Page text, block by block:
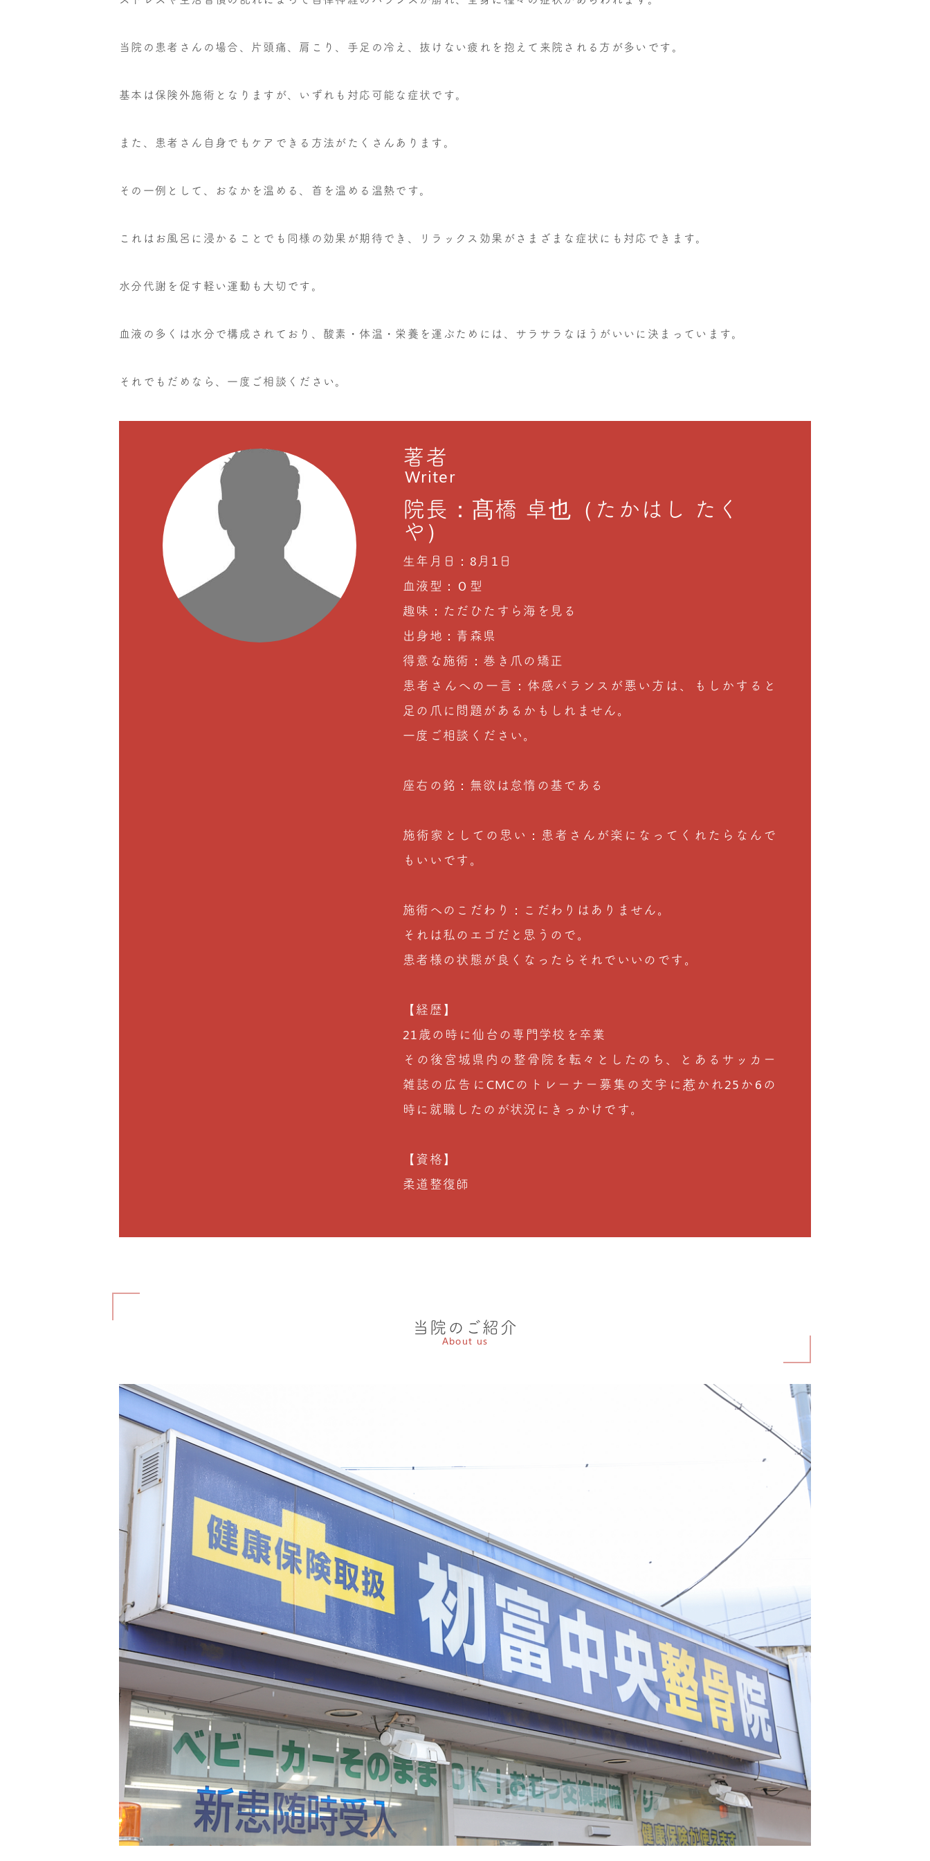
当院の患者さんの場合、片頭痛、肩こり、手足の冷え、抜けない疲れを抱えて来院される方が多いです。
基本は保険外施術となりますが、いずれも対応可能な症状です。
また、患者さん自身でもケアできる方法がたくさんあります。
その一例として、おなかを温める、首を温める温熱です。
これはお風呂に浸かることでも同様の効果が期待でき、リラックス効果がさまざまな症状にも対応できます。
水分代謝を促す軽い運動も大切です。
血液の多くは水分で構成されており、酸素・体温・栄養を運ぶためには、サラサラなほうがいいに決まっています。
それでもだめなら、一度ご相談ください。
著者
Writer
院長：髙橋 卓也（たかはし たく
や）
生年月日：8月1日
血液型：Ｏ型
趣味：ただひたすら海を見る
出身地：青森県
得意な施術：巻き爪の矯正
患者さんへの一言：体感バランスが悪い方は、もしかすると
足の爪に問題があるかもしれません。
一度ご相談ください。
座右の銘：無欲は怠惰の基である
施術家としての思い：患者さんが楽になってくれたらなんで
もいいです。
施術へのこだわり：こだわりはありません。
それは私のエゴだと思うので。
患者様の状態が良くなったらそれでいいのです。
【経歴】
21歳の時に仙台の専門学校を卒業
その後宮城県内の整骨院を転々としたのち、とあるサッカー
雑誌の広告にCMCのトレーナー募集の文字に惹かれ25か6の
時に就職したのが状況にきっかけです。
【資格】
柔道整復師
当院のご紹介
About us